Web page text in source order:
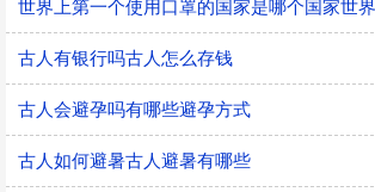
古人有银行吗古人怎么存钱
古人会避孕吗有哪些避孕方式
古人如何避暑古人避暑有哪些